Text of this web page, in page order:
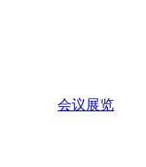
会议展览